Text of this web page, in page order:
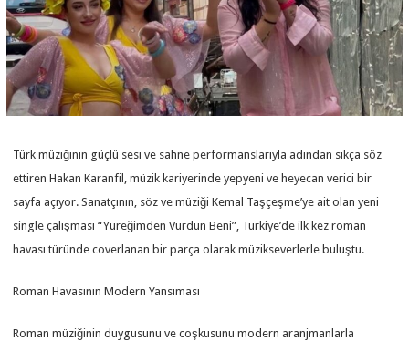
Türk müziğinin güçlü sesi ve sahne performanslarıyla adından sıkça söz
ettiren Hakan Karanfil, müzik kariyerinde yepyeni ve heyecan verici bir
sayfa açıyor. Sanatçının, söz ve müziği Kemal Taşçeşme’ye ait olan yeni
single çalışması “Yüreğimden Vurdun Beni”, Türkiye’de ilk kez roman
havası türünde coverlanan bir parça olarak müzikseverlerle buluştu.
Roman Havasının Modern Yansıması
Roman müziğinin duygusunu ve coşkusunu modern aranjmanlarla